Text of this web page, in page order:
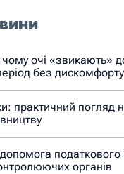
чому очі «звикають»
без дискомфорту
практичний погляд
податкового
органів